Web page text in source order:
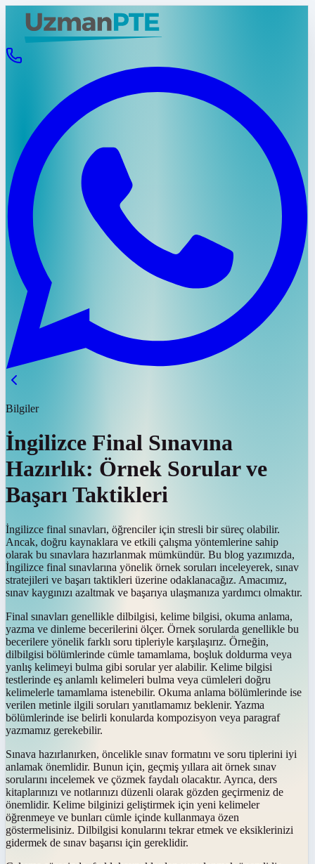
Bilgiler
İngilizce Final Sınavına
Hazırlık: Örnek Sorular ve
Başarı Taktikleri
İngilizce final sınavları, öğrenciler için stresli bir süreç olabilir.
Ancak, doğru kaynaklara ve etkili çalışma yöntemlerine sahip
olarak bu sınavlara hazırlanmak mümkündür. Bu blog yazımızda,
İngilizce final sınavlarına yönelik örnek soruları inceleyerek, sınav
stratejileri ve başarı taktikleri üzerine odaklanacağız. Amacımız,
sınav kaygınızı azaltmak ve başarıya ulaşmanıza yardımcı olmaktır.
Final sınavları genellikle dilbilgisi, kelime bilgisi, okuma anlama,
yazma ve dinleme becerilerini ölçer. Örnek sorularda genellikle bu
becerilere yönelik farklı soru tipleriyle karşılaşırız. Örneğin,
dilbilgisi bölümlerinde cümle tamamlama, boşluk doldurma veya
yanlış kelimeyi bulma gibi sorular yer alabilir. Kelime bilgisi
testlerinde eş anlamlı kelimeleri bulma veya cümleleri doğru
kelimelerle tamamlama istenebilir. Okuma anlama bölümlerinde ise
verilen metinle ilgili soruları yanıtlamamız beklenir. Yazma
bölümlerinde ise belirli konularda kompozisyon veya paragraf
yazmamız gerekebilir.
Sınava hazırlanırken, öncelikle sınav formatını ve soru tiplerini iyi
anlamak önemlidir. Bunun için, geçmiş yıllara ait örnek sınav
sorularını incelemek ve çözmek faydalı olacaktır. Ayrıca, ders
kitaplarınızı ve notlarınızı düzenli olarak gözden geçirmeniz de
önemlidir. Kelime bilginizi geliştirmek için yeni kelimeler
öğrenmeye ve bunları cümle içinde kullanmaya özen
göstermelisiniz. Dilbilgisi konularını tekrar etmek ve eksiklerinizi
gidermek de sınav başarısı için gereklidir.